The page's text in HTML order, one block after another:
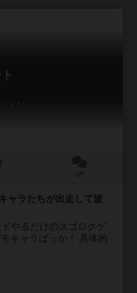
6.1
ャラたちが出走して波
やるだけのスゴロクゲ
キャラばっか！ 具体的